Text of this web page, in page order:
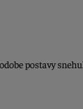
postavy